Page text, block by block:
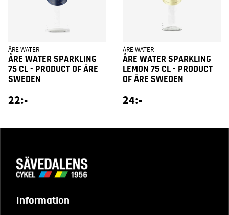
ÅRE WATER
ÅRE WATER SPARKLING
75 CL - PRODUCT OF ÅRE
SWEDEN
22:-
ÅRE WATER
ÅRE WATER SPARKLING
LEMON 75 CL - PRODUCT
OF ÅRE SWEDEN
24:-
Information